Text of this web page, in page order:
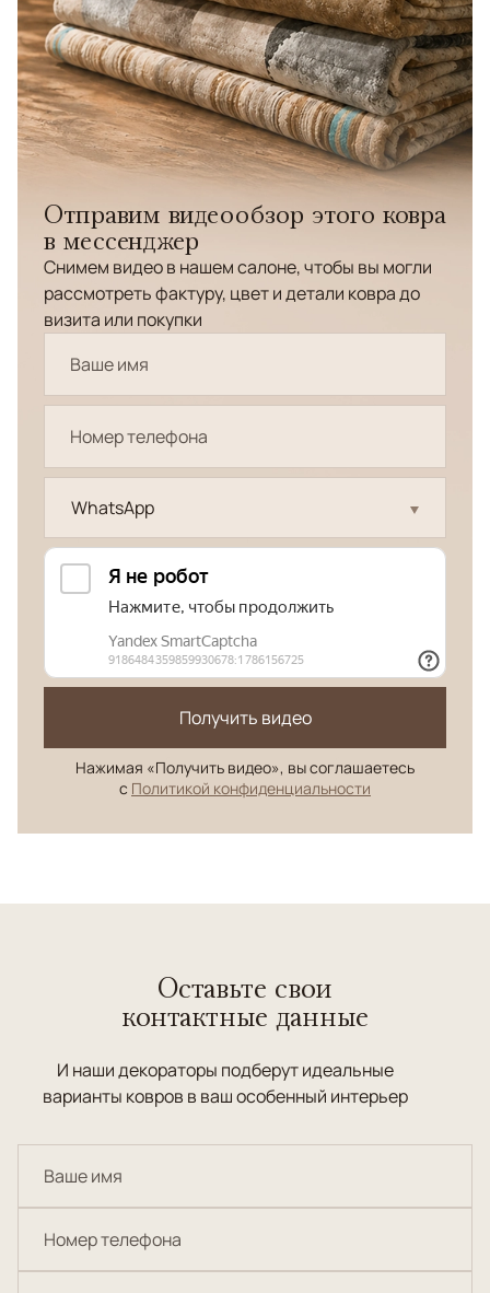
Отправим видеообзор этого ковра
в мессенджер
Снимем видео в нашем салоне, чтобы вы могли
рассмотреть фактуру, цвет и детали ковра до
визита или покупки
WhatsApp
Получить видео
Нажимая «Получить видео», вы соглашаетесь
с Политикой конфиденциальности
Оставьте свои
контактные данные
И наши декораторы подберут идеальные
варианты ковров в ваш особенный интерьер